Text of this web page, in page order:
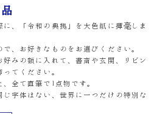
、「令和の典拠」を大色紙に揮毫しま
、お好きなものをお選びください。
みの額に入れて、書斎や玄関、リビン
てください。
全て直筆で1点物です。
じ字体はない、世界に一つだけの特別な